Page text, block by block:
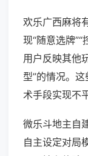
欢乐广西麻将
现“随意选牌
用户反映其他
型”的情况。
术手段实现不
微乐斗地主自
自主设定对局